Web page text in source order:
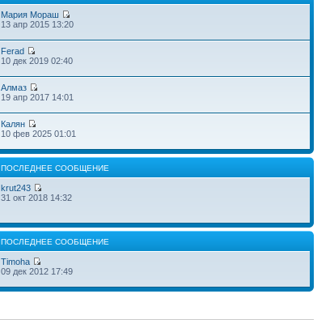
Мария Мораш
13 апр 2015 13:20
Ferad
10 дек 2019 02:40
Алмаз
19 апр 2017 14:01
Калян
10 фев 2025 01:01
ПОСЛЕДНЕЕ СООБЩЕНИЕ
krut243
31 окт 2018 14:32
ПОСЛЕДНЕЕ СООБЩЕНИЕ
Timoha
09 дек 2012 17:49